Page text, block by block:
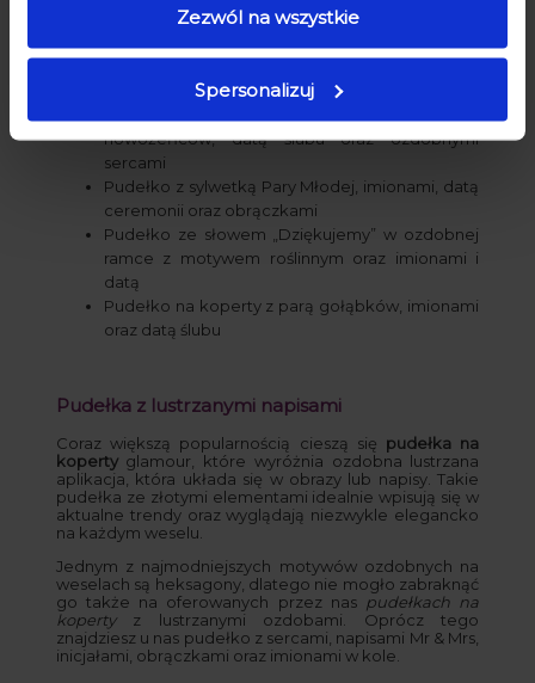
Zezwól na wszystkie
Spersonalizuj
pudełko, które będzie także wspaniałą ozdobą domu
i wyposażeniem domowego wnętrza.
Oferujemy kilka modelidrewnianych pudełek na
, które uświetnią każdą ceremonię zaślubin:
nowożeńców, datą ślubu oraz ozdobnymi
sercami
Pudełko z sylwetką Pary Młodej, imionami, datą
ceremonii oraz obrączkami
Pudełko ze słowem „Dziękujemy” w ozdobnej
ramce z motywem roślinnym oraz imionami i
datą
Pudełko na koperty z parą gołąbków, imionami
oraz datą ślubu
Pudełka z lustrzanymi napisami
Coraz większą popularnością cieszą się pudełka na
koperty glamour, które wyróżnia ozdobna lustrzana
aplikacja, która układa się w obrazy lub napisy. Takie
pudełka ze złotymi elementami idealnie wpisują się w
aktualne trendy oraz wyglądają niezwykle elegancko
na każdym weselu.
Jednym z najmodniejszych motywów ozdobnych na
weselach są heksagony, dlatego nie mogło zabraknąć
go także na oferowanych przez nas pudełkach na
kopertyz lustrzanymi ozdobami. Oprócz tego
znajdziesz u nas pudełko z sercami, napisami Mr & Mrs,
inicjałami, obrączkami oraz imionami w kole.